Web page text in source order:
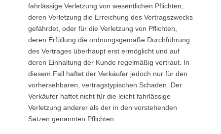
fahrlässige Verletzung von wesentlichen Pflichten,
deren Verletzung die Erreichung des Vertragszwecks
gefährdet, oder für die Verletzung von Pflichten,
deren Erfüllung die ordnungsgemäße Durchführung
des Vertrages überhaupt erst ermöglicht und auf
deren Einhaltung der Kunde regelmäßig vertraut. In
diesem Fall haftet der Verkäufer jedoch nur für den
vorhersehbaren, vertragstypischen Schaden. Der
Verkäufer haftet nicht für die leicht fahrlässige
Verletzung anderer als der in den vorstehenden
Sätzen genannten Pflichten.